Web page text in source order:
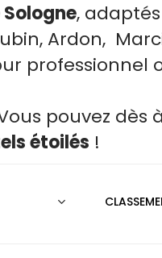
,
Ardon,
professionnel
pouvez dès
étoilés !